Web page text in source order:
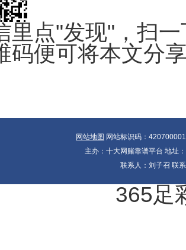
里点"发现"，扫一
码便可将本文分
网站地图 网站标识码：
主办：十大网赌靠谱平台 地址
联系人：刘子召 联
365足